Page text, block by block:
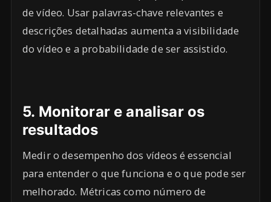
de vídeo. Usar palavras-chave relevantes e
descrições detalhadas aumenta a visibilidade
do vídeo e a probabilidade de ser assistido.
5. Monitorar e analisar os
resultados
Medir o desempenho dos vídeos é essencial
para entender o que funciona e o que pode ser
melhorado. Métricas como número de